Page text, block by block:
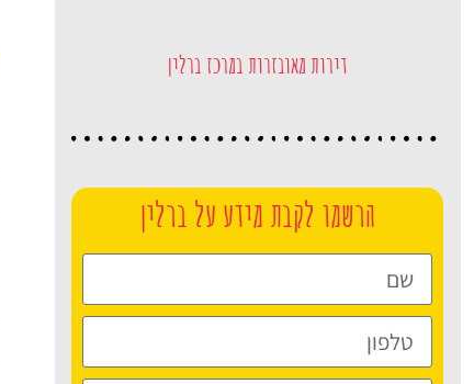
דירות מאובזרות במרכז ברלין
הרשמו לקבת מידע על ברלין